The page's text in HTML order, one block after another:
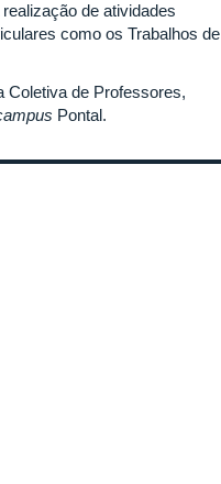
de atividades
como os Trabalhos de
Coletiva de Professores,
Pontal.